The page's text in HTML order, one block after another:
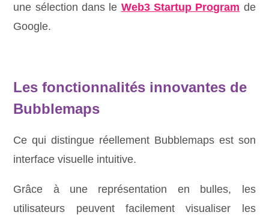
une sélection dans le Web3 Startup Program de
Google.
Les fonctionnalités innovantes de
Bubblemaps
Ce qui distingue réellement Bubblemaps est son
interface visuelle intuitive.
Grâce à une représentation en bulles, les
utilisateurs peuvent facilement visualiser les